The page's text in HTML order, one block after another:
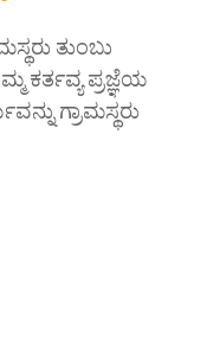
ತುಂಬು
ಕರ್ತವ್ಯ ಪ್ರಜ್ಞೆಯ
ಗ್ರಾಮಸ್ಥರು